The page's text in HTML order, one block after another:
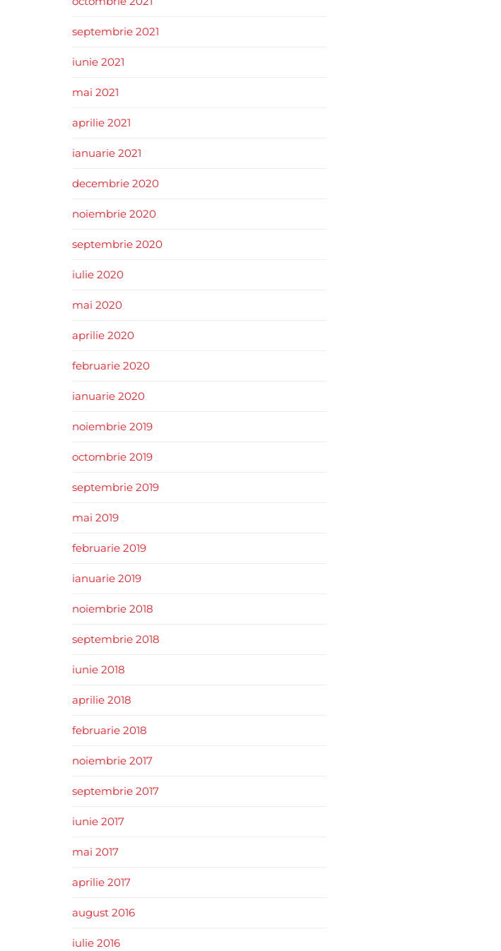
septembrie 2021
iunie 2021
mai 2021
aprilie 2021
ianuarie 2021
decembrie 2020
noiembrie 2020
septembrie 2020
iulie 2020
mai 2020
aprilie 2020
februarie 2020
ianuarie 2020
noiembrie 2019
octombrie 2019
septembrie 2019
mai 2019
februarie 2019
ianuarie 2019
noiembrie 2018
septembrie 2018
iunie 2018
aprilie 2018
februarie 2018
noiembrie 2017
septembrie 2017
iunie 2017
mai 2017
aprilie 2017
august 2016
iulie 2016